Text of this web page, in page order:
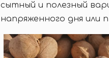
сытный и полезный
напряженного дня или